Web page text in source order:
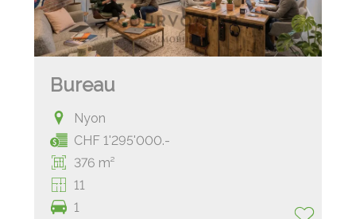
Bureau
Nyon
CHF 1'295'000.-
376 m²
11
1